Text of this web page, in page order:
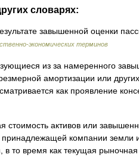
словарях:
завышенной оценки
экономических терминов
из за намеренного
амортизации или
как проявление
активов или
компании земли
в то время как текущая